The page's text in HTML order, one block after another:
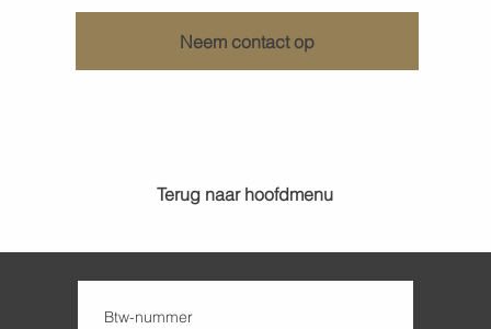
Neem contact op
Terug naar hoofdmenu
Btw-nummer